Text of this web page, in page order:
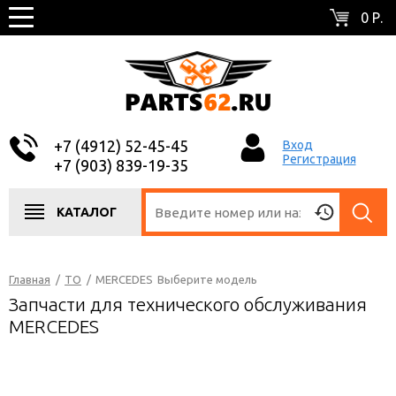
0 Р.
+7 (4912) 52-45-45
+7 (903) 839-19-35
Вход
Регистрация
КАТАЛОГ
Главная / ТО / MERCEDES Выберите модель
Запчасти для технического обслуживания
MERCEDES